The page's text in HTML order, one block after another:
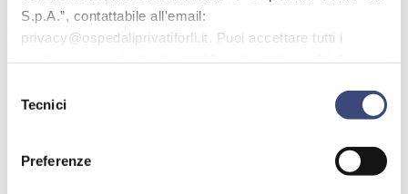
S.p.A.”, contattabile all'email:
privacy@ospedaliprivatiforli.it. Puoi accettare tutti i
gestire le tue preferenze facendo clic su “Personalizza”.
delTecnici
Preferenze
Dott.Atti Giuseppe
Specialista in:
ortopedia
preventiva, puericultura e ortopedia
. Ha un’esperienza di oltre
trent’anni.